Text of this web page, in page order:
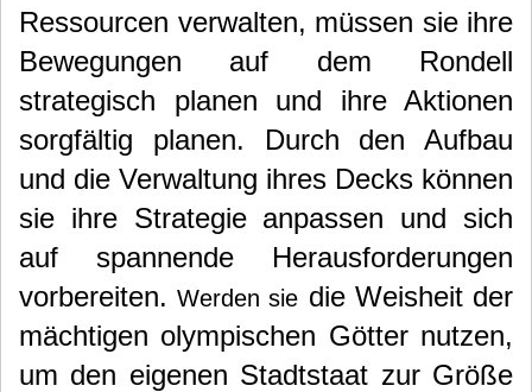
Ressourcen verwalten, müssen sie ihre
Bewegungen auf dem Rondell
strategisch planen und ihre Aktionen
sorgfältig planen. Durch den Aufbau
und die Verwaltung ihres Decks können
sie ihre Strategie anpassen und sich
auf spannende Herausforderungen
vorbereiten.Werden sie die Weisheit der
mächtigen olympischen Götter nutzen,
um den eigenen Stadtstaat zur Größe